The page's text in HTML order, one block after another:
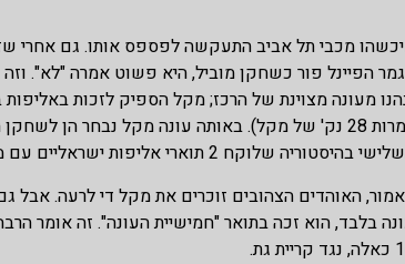
הפיינל פור כשחקן מוביל, היא פשוט אמרה "לא".
מעונה מצוינת של הרכז; מקל הספיק לזכות
למרות 28 נק' של מקל). באותה עונה מקל נבחר הן
בהיסטוריה שלוקח 2 תוארי אליפות ישראליים עם מועדונים שאינם מכבי תל אביב.
האוהדים הצהובים זוכרים את מקל די לרעה.
גת.